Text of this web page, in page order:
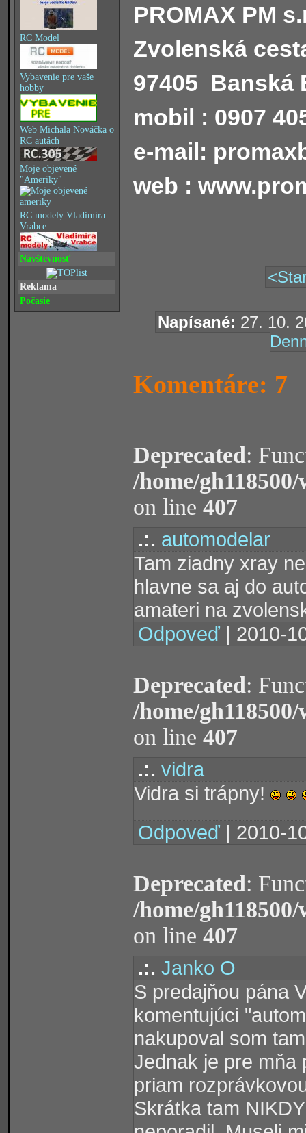
RC Model
Vybavenie pre vaše
hobby
Web Michala Nováčka o
RC autách
Moje objevené
"Ameriky"
RC modely Vladimíra
Vrabce
Návštevnosť
Reklama
Počasie
PROMAX PM
Zvolenská
97405 Banská
mobil : 0907
e-mail:
web :
Napísané: 27. 10.
Komentáre: 7
Deprecated:
/home/
on line 407
.:. automodelar
Tam ziadny xray
hlavne sa aj do
amateri na
Odpoveď | 2010-
Deprecated:
/home/
on line 407
.:. vidra
Vidra si trápny!
Odpoveď | 2010-
Deprecated:
/home/
on line 407
.:. Janko O
S predajňou pána
komentujúci
nakupoval som
Jednak je pre mňa
priam
Skrátka tam